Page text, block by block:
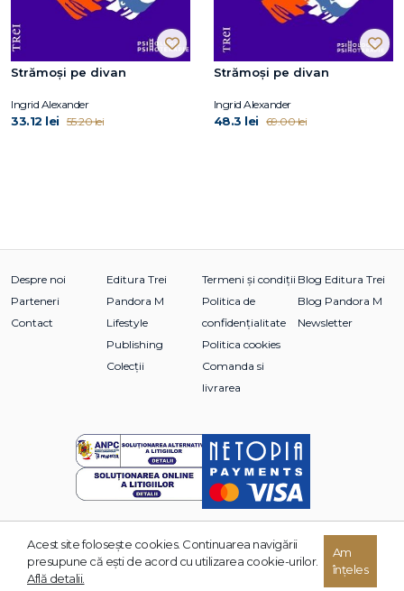
Strămoși pe divan
Ingrid Alexander
33.12 lei 55.20 lei
Strămoși pe divan
Ingrid Alexander
48.3 lei 69.00 lei
Despre noi
Parteneri
Contact
Editura Trei
Pandora M
Lifestyle
Publishing
Colecții
Termeni și condiții
Politica de
confidențialitate
Politica cookies
Comanda si
livrarea
Blog Editura Trei
Blog Pandora M
Newsletter
© 2026 Grupul Editorial TREI. Toate drepturile rezervate.
Acest site foloseşte cookies. Continuarea navigării
presupune că eşti de acord cu utilizarea cookie-urilor.
Află detalii.
Am
înțeles